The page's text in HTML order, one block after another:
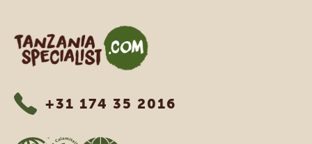
Tanzania Specialist
+31 174 35 2016